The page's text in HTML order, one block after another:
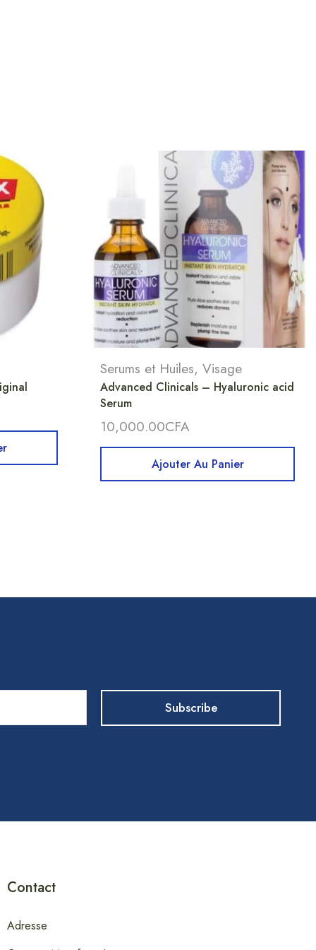
Serums et Huiles, Visage
Advanced Clinicals – Hyaluronic acid
Serum
10,000.00CFA
Ajouter Au Panier
Contact
Adresse